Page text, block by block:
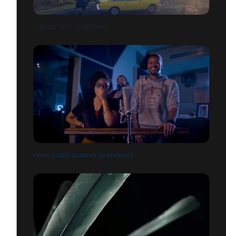
3 MOOD TAPE CONFORMA
PRIME VIDÉO DUBBING EXPERIENCE